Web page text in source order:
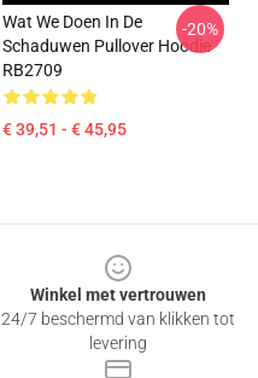
Wat We Doen In De
Schaduwen Pullover Hoodie
RB2709
€ 39,51 - € 45,95
-20%
Winkel met vertrouwen
24/7 beschermd van klikken tot
levering